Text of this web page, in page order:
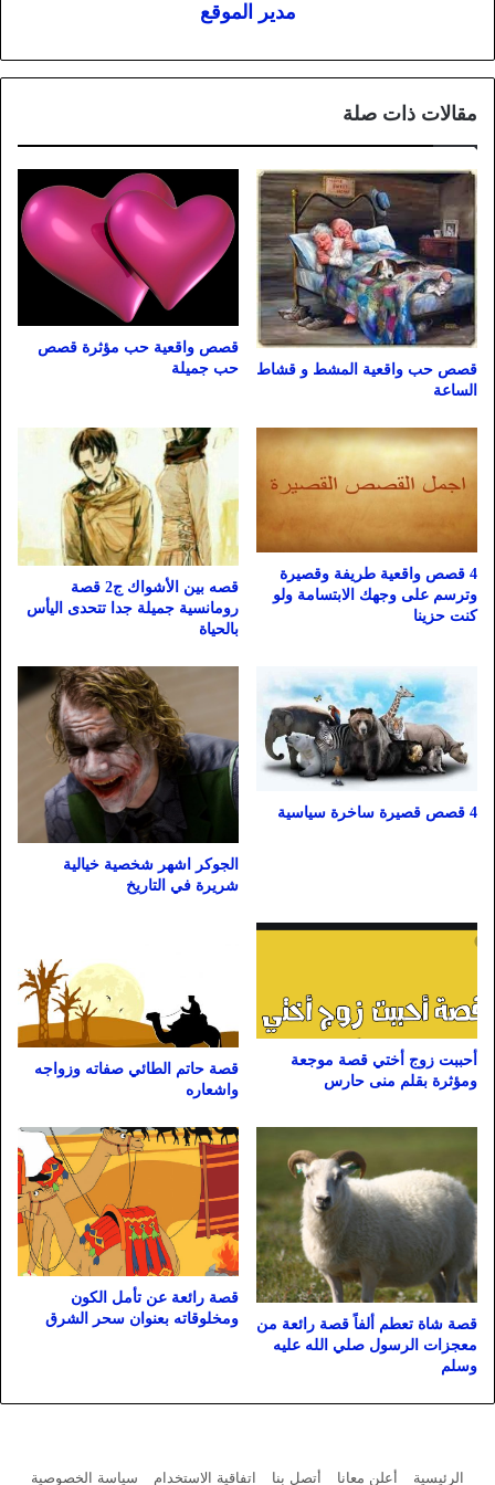
مدير الموقع
مقالات ذات صلة
قصص حب واقعية المشط و قشاط
الساعة
قصص واقعية حب مؤثرة قصص
حب جميلة
4 قصص واقعية طريفة وقصيرة
وترسم على وجهك الابتسامة ولو
كنت حزينا
قصه بين الأشواك ج2 قصة
رومانسية جميلة جدا تتحدى اليأس
بالحياة
4 قصص قصيرة ساخرة سياسية
الجوكر اشهر شخصية خيالية
شريرة في التاريخ
أحببت زوج أختي قصة موجعة
ومؤثرة بقلم منى حارس
قصة حاتم الطائي صفاته وزواجه
واشعاره
قصة شاة تعطم ألفاً قصة رائعة من
معجزات الرسول صلي الله عليه
وسلم
قصة رائعة عن تأمل الكون
ومخلوقاته بعنوان سحر الشرق
الرئيسية أعلن معانا أتصل بنا اتفاقية الاستخدام سياسة الخصوصية